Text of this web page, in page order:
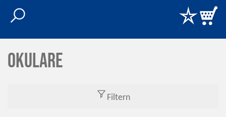
Okulare
Filtern